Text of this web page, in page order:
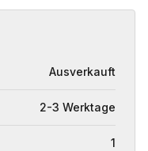
Ausverkauft
2-3 Werktage
1